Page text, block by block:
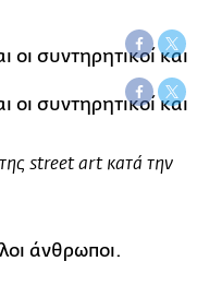
street art κατά την
άνθρωποι.